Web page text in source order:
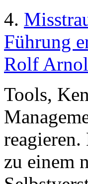
4.
Führung
Rolf
Tools,
zu einem